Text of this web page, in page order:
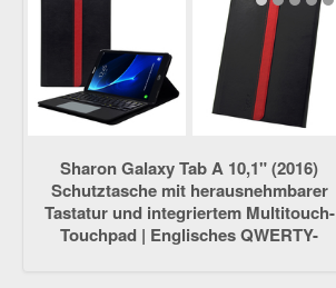
Sharon Galaxy Tab A 10,1" (2016)
Schutztasche mit herausnehmbarer
Tastatur und integriertem Multitouch-
Touchpad | Englisches QWERTY-